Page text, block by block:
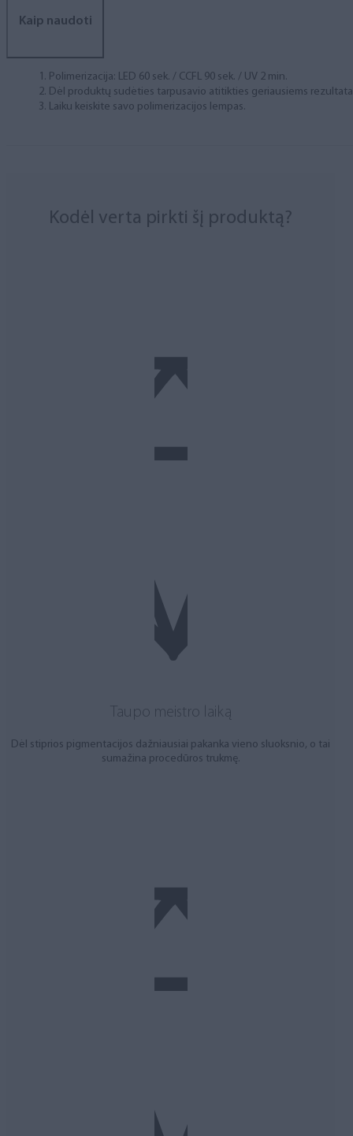
Kaip naudoti
Polimerizacija: LED 60 sek. / CCFL 90 sek. / UV 2 min.
Dėl produktų sudėties tarpusavio atitikties geriausiems
Laiku keiskite savo polimerizacijos lempas.
Kodėl verta pirkti šį produktą?
Taupo meistro laiką
Dėl stiprios pigmentacijos dažniausiai pakanka vieno sluoksnio, o tai
sumažina procedūros trukmę.